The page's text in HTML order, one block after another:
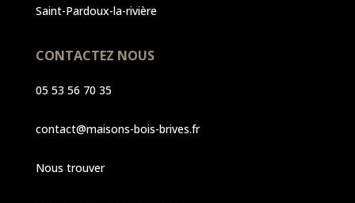
Saint-Pardoux-la-rivière
CONTACTEZ NOUS
05 53 56 70 35
contact@maisons-bois-brives.fr
Nous trouver